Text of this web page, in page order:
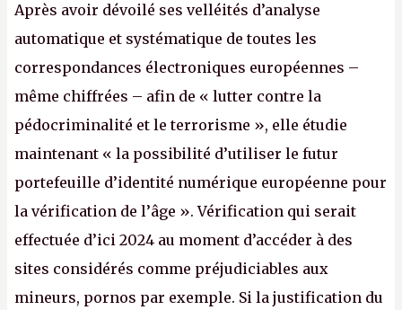
Après avoir dévoilé ses velléités d’analyse
automatique et systématique de toutes les
correspondances électroniques européennes –
même chiffrées – afin de « lutter contre la
pédocriminalité et le terrorisme », elle étudie
maintenant « la possibilité d’utiliser le futur
portefeuille d’identité numérique européenne pour
la vérification de l’âge ». Vérification qui serait
effectuée d’ici 2024 au moment d’accéder à des
sites considérés comme préjudiciables aux
mineurs, pornos par exemple. Si la justification du